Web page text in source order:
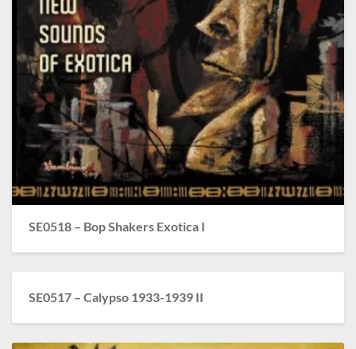
SE0518 – Bop Shakers Exotica I
SE0517 – Calypso 1933-1939 II